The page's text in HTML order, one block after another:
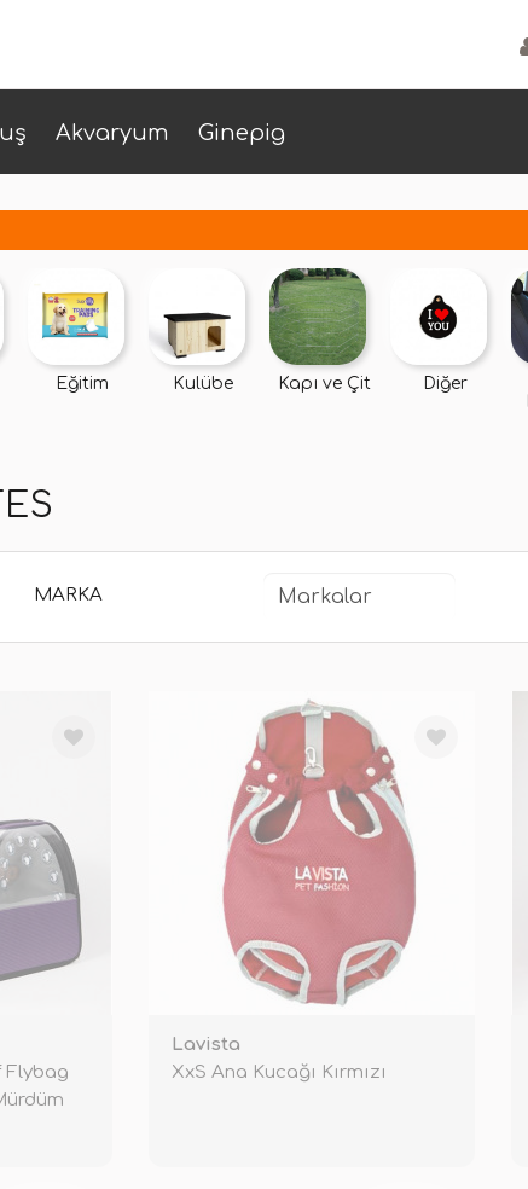
Akvaryum Ginepig
Eğitim Kulübe Kapı ve Çit Diğer
MARKA
Flybag
Lavista
XxS Ana Kucağı Kırmızı